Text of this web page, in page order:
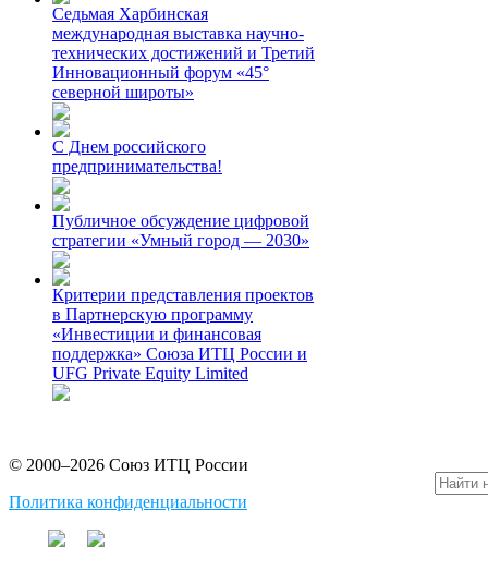
Седьмая Харбинская
международная выставка научно-
технических достижений и Третий
Инновационный форум «45°
северной широты»
С Днем российского
предпринимательства!
Публичное обсуждение цифровой
стратегии «Умный город — 2030»
Критерии представления проектов
в Партнерскую программу
«Инвестиции и финансовая
поддержка» Союза ИТЦ России и
UFG Private Equity Limited
© 2000–2026 Союз ИТЦ России
Политика конфиденциальности